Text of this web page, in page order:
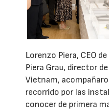
Lorenzo Piera, CEO
Piera Grau, director
Vietnam,
recorrido por las
conocer de primera